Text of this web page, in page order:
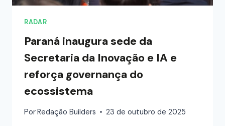
RADAR
Paraná inaugura sede da
Secretaria da Inovação e IA e
reforça governança do
ecossistema
PorRedação Builders 23 de outubro de 2025